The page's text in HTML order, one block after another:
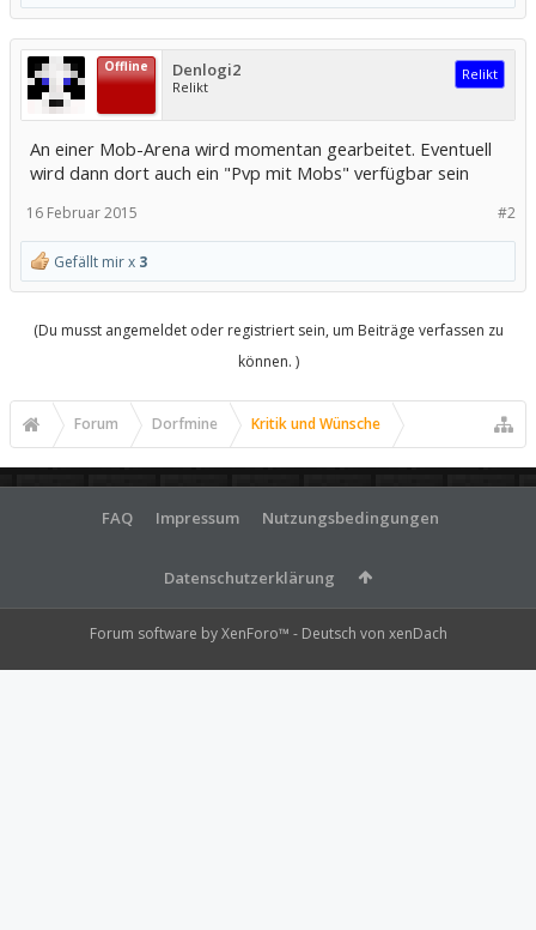
Offline Denlogi2
Relikt
Relikt
An einer Mob-Arena wird momentan gearbeitet. Eventuell
wird dann dort auch ein "Pvp mit Mobs" verfügbar sein
#2
16 Februar 2015
Gefällt mir x 3
(Du musst angemeldet oder registriert sein, um Beiträge verfassen zu
können. )
Forum Dorfmine Kritik und Wünsche
FAQ Impressum Nutzungsbedingungen
Datenschutzerklärung
Forum software by XenForo™ - Deutsch von xenDach